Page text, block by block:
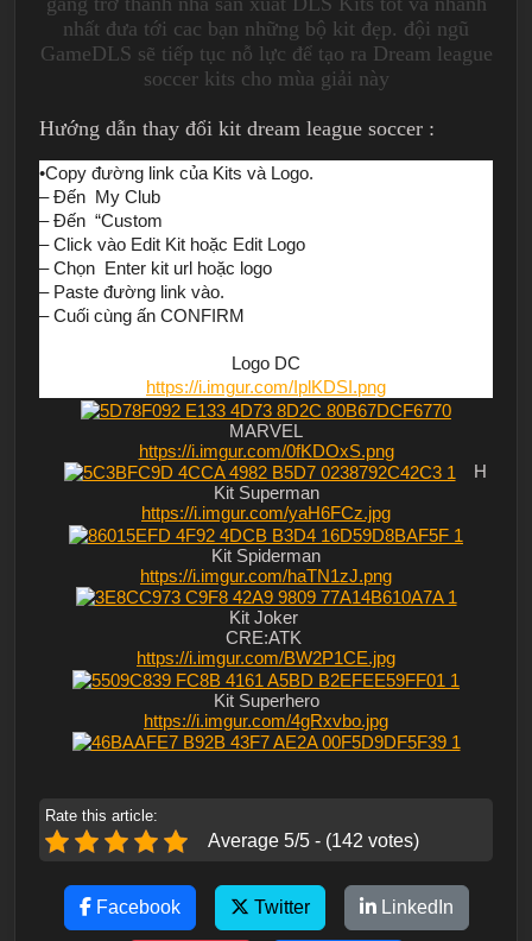
nhất đưa tới cac bạn những bộ kit đẹp. đội ngũ
GameDLS sẽ tiếp tục nỗ lực để tạo ra Dream league
soccer kits cho mùa giải này
Hướng dẫn thay đổi kit dream league soccer :
•Copy đường link của Kits và Logo.
– Đến My Club
– Đến “Custom
– Click vào Edit Kit hoặc Edit Logo
– Chọn Enter kit url hoặc logo
– Paste đường link vào.
– Cuối cùng ấn CONFIRM
Logo DC
https://i.imgur.com/IplKDSI.png
MARVEL
https://i.imgur.com/0fKDOxS.png
H
Kit Superman
https://i.imgur.com/yaH6FCz.jpg
Kit Spiderman
https://i.imgur.com/haTN1zJ.png
Kit Joker
CRE:ATK
https://i.imgur.com/BW2P1CE.jpg
Kit Superhero
https://i.imgur.com/4gRxvbo.jpg
Rate this article:
Average 5/5 - (142 votes)
Facebook Twitter LinkedIn